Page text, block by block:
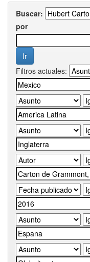
Buscar:
por
Filtros actuales: